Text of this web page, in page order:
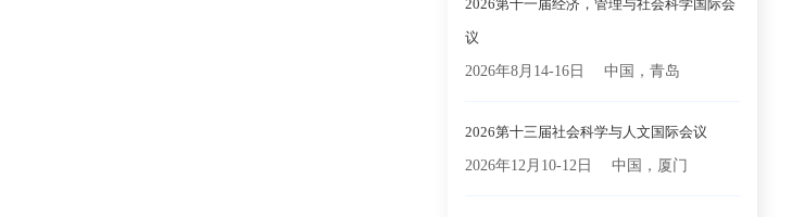
2026第十一届经济，管理与社会科学国际会
议
2026年8月14-16日 中国，青岛
2026第十三届社会科学与人文国际会议
2026年12月10-12日 中国，厦门